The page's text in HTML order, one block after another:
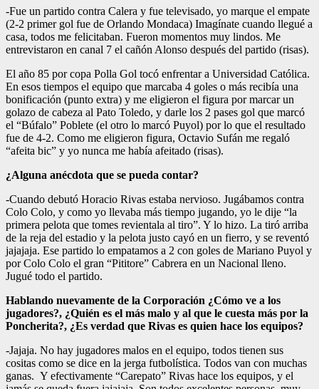
-Fue un partido contra Calera y fue televisado, yo marque el empate
(2-2 primer gol fue de Orlando Mondaca) Imagínate cuando llegué a
casa, todos me felicitaban. Fueron momentos muy lindos. Me
entrevistaron en canal 7 el cañón Alonso después del partido (risas).
El año 85 por copa Polla Gol tocó enfrentar a Universidad Católica.
En esos tiempos el equipo que marcaba 4 goles o más recibía una
bonificación (punto extra) y me eligieron el figura por marcar un
golazo de cabeza al Pato Toledo, y darle los 2 pases gol que marcó
el “Búfalo” Poblete (el otro lo marcó Puyol) por lo que el resultado
fue de 4-2. Como me eligieron figura, Octavio Sufán me regaló
“afeita bic” y yo nunca me había afeitado (risas).
¿Alguna anécdota que se pueda contar?
-Cuando debutó Horacio Rivas estaba nervioso. Jugábamos contra
Colo Colo, y como yo llevaba más tiempo jugando, yo le dije “la
primera pelota que tomes revientala al tiro”. Y lo hizo. La tiró arriba
de la reja del estadio y la pelota justo cayó en un fierro, y se reventó
jajajaja. Ese partido lo empatamos a 2 con goles de Mariano Puyol y
por Colo Colo el gran “Pititore” Cabrera en un Nacional lleno.
Jugué todo el partido.
Hablando nuevamente de la Corporación ¿Cómo ve a los
jugadores?, ¿Quién es el más malo y al que le cuesta más por la
Poncherita?, ¿Es verdad que Rivas es quien hace los equipos?
-Jajaja. No hay jugadores malos en el equipo, todos tienen sus
cositas como se dice en la jerga futbolística. Todos van con muchas
ganas. Y efectivamente “Carepato” Rivas hace los equipos, y el